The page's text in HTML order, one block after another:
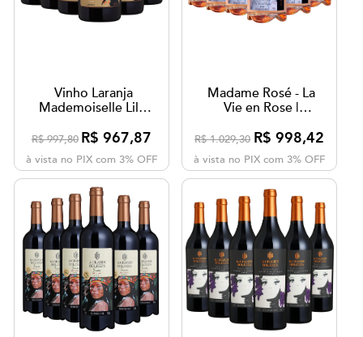
Vinho Laranja
Mademoiselle Lili |
R$ 997,80 R$ 967,87
à vista no PIX com 3% OFF
Madame Rosé - La
Vie en Rose |
R$ 1.029,30 R$ 998,42
à vista no PIX com 3% OFF